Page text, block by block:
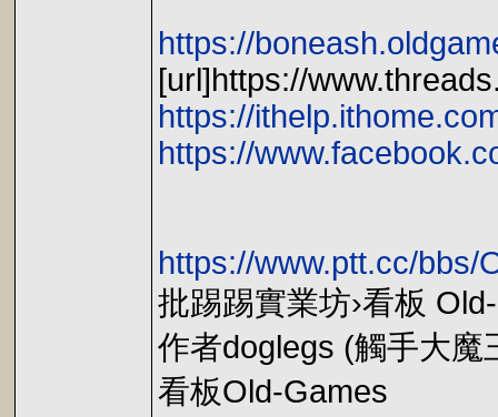
https://
[url]https://
https://
https://
https://www.ptt.cc/bbs/
批踢踢實業坊›看板
作者doglegs (觸手大魔
看板Old-Games